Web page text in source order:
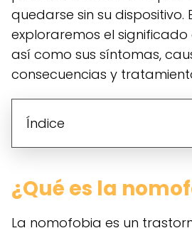
quedarse sin su dispositivo.
exploraremos el
así como sus síntomas,
consecuencias y
Índice
¿Qué es la
La nomofobia es un